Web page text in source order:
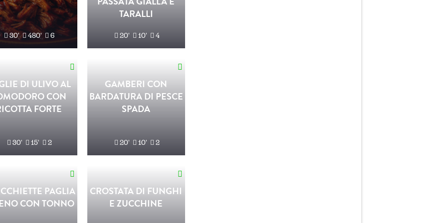
30' 480' 6
TARALLI
20' 10' 4
DI ULIVO AL
CON
FORTE
30' 15' 2
GAMBERI CON
BARDATURA DI PESCE
SPADA
20' 10' 2
PAGLIA
CON TONNO
CROSTATA DI FUNGHI
E ZUCCHINE